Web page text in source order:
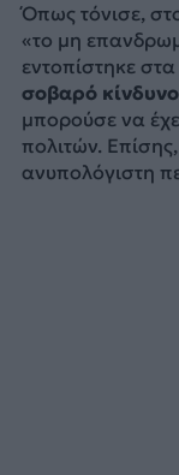
Όπως τόνισε,
«το μη
εντοπίστηκε
σοβαρό
μπορούσε να
πολιτών.
ανυπολόγιστη